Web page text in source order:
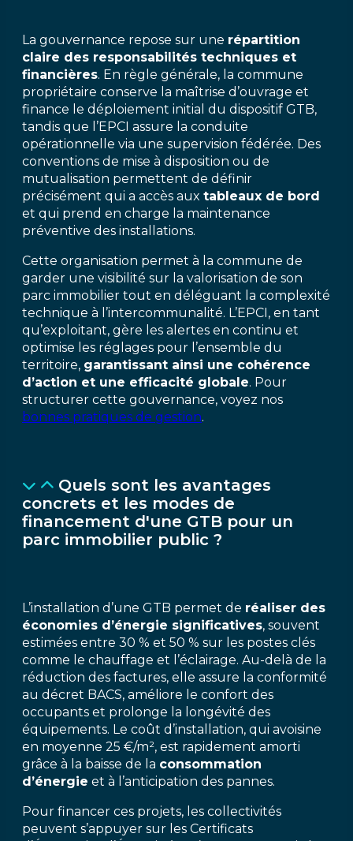
La gouvernance repose sur une répartition
claire des responsabilités techniques et
financières. En règle générale, la commune
propriétaire conserve la maîtrise d’ouvrage et
finance le déploiement initial du dispositif GTB,
tandis que l’EPCI assure la conduite
opérationnelle via une supervision fédérée. Des
conventions de mise à disposition ou de
mutualisation permettent de définir
précisément qui a accès aux tableaux de bord
et qui prend en charge la maintenance
préventive des installations.
Cette organisation permet à la commune de
garder une visibilité sur la valorisation de son
parc immobilier tout en déléguant la complexité
technique à l’intercommunalité. L’EPCI, en tant
qu’exploitant, gère les alertes en continu et
optimise les réglages pour l’ensemble du
territoire, garantissant ainsi une cohérence
d’action et une efficacité globale. Pour
structurer cette gouvernance, voyez nos
bonnes pratiques de gestion.
Quels sont les avantages
concrets et les modes de
financement d'une GTB pour un
parc immobilier public ?
L’installation d’une GTB permet de réaliser des
économies d’énergie significatives, souvent
estimées entre 30 % et 50 % sur les postes clés
comme le chauffage et l’éclairage. Au-delà de la
réduction des factures, elle assure la conformité
au décret BACS, améliore le confort des
occupants et prolonge la longévité des
équipements. Le coût d’installation, qui avoisine
en moyenne 25 €/m², est rapidement amorti
grâce à la baisse de la consommation
d’énergie et à l’anticipation des pannes.
Pour financer ces projets, les collectivités
peuvent s’appuyer sur les Certificats